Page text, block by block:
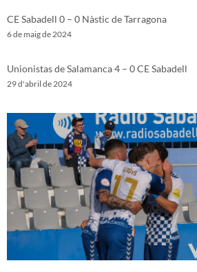
CE Sabadell 0 – 0 Nàstic de Tarragona
6 de maig de 2024
Unionistas de Salamanca 4 – 0 CE Sabadell
29 d'abril de 2024